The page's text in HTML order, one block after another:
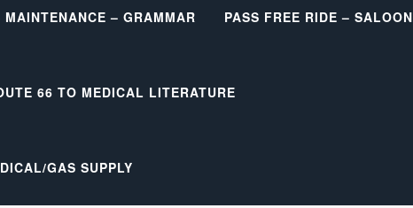
MAINTENANCE – GRAMMAR PASS FREE RIDE – SALOON
66 TO MEDICAL LITERATURE
GAS SUPPLY